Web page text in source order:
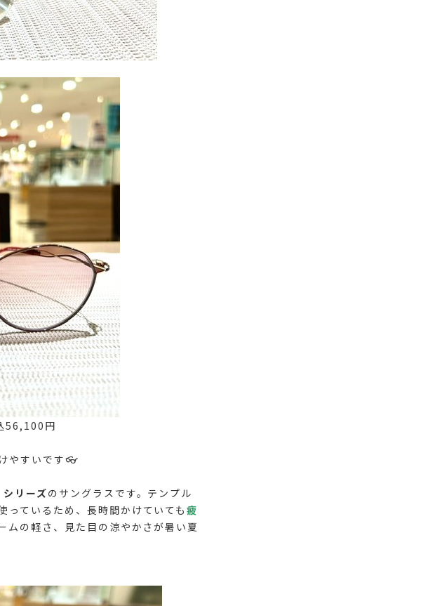
円
やすいです👓
シリーズのサングラスです。テンプル
っているため、 長時間かけていても疲
ムの軽さ、見た目の涼やかさが暑い夏